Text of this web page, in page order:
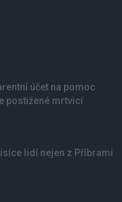
účet na pomoc
postižené mrtvicí
lidí nejen z Příbrami